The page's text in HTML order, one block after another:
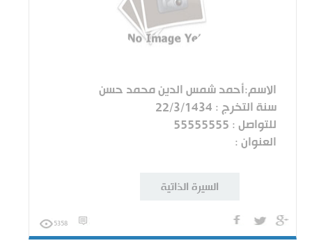
الاسم:أحمد شمس الدين محمد حسن
سنة التخرج : 22/3/1434
للتواصل : 55555555
العنوان :
السيرة الذاتية
5358